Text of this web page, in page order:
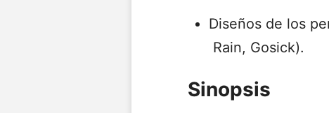
Diseños de los
Rain, Gosick).
Sinopsis